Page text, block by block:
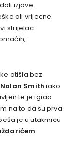
izjave.
ali vrijedne
strijelac
otišla bez
Nolan Smith iako
te je igrao
na to da su prva
je u utakmicu
.